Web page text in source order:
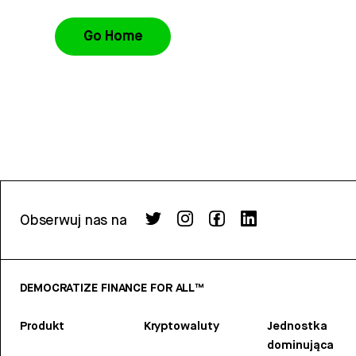
Go Home
Obserwuj nas na
DEMOCRATIZE FINANCE FOR ALL™
Produkt Kryptowaluty
Jednostka
dominująca